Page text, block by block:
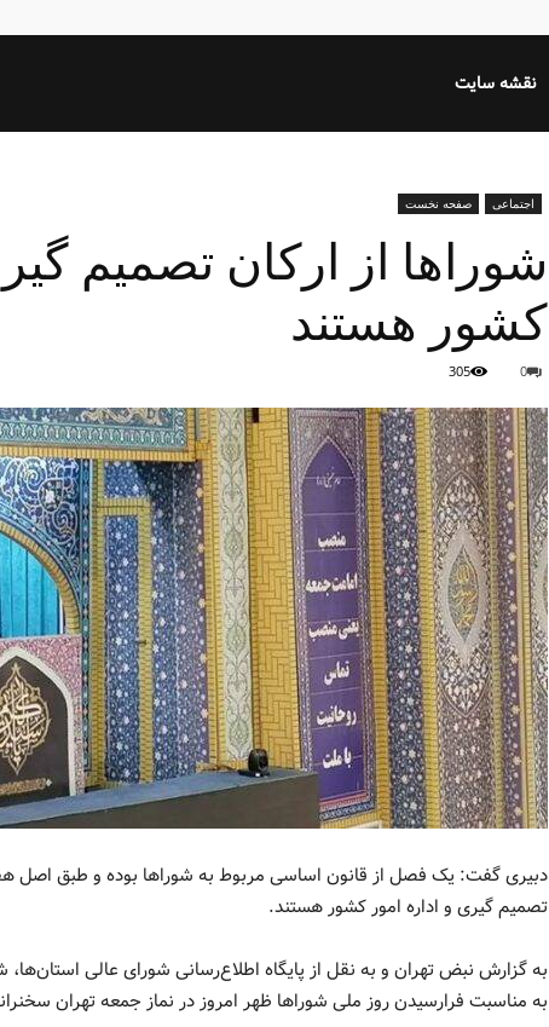
نقشه سایت
اجتماعی صفحه نخست
شوراها از ارکان تصمیم
کشور هستند
0
305
دبیری گفت: یک فصل از قانون اساسی مربوط به شوراها بوده و طبق اصل
تصمیم گیری و اداره امور کشور هستند.
به گزارش نبض تهران و به نقل از پایگاه اطلاع‌رسانی شورای عالی
به مناسبت فرارسیدن روز ملی شوراها ظهر امروز در نماز جمعه تهران